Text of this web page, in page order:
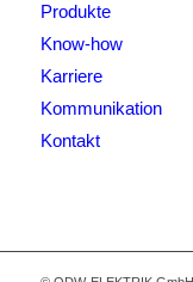
Produkte
Know-how
Karriere
Kommunikation
Kontakt